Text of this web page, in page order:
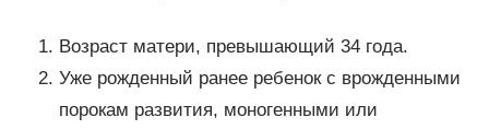
Возраст матери, превышающий 34 года.
Уже рожденный ранее ребенок с врожденными
порокам развития, моногенными или